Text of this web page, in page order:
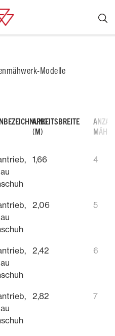
Modelle
ARBEITSBREITE
(M)
1,66 4
2,06 5
2,42 6
2,82 7